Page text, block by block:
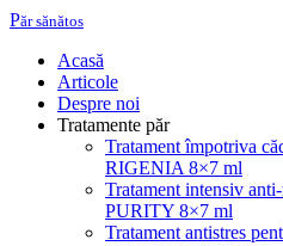
Păr sănătos
Acasă
Articole
Despre noi
Tratamente păr
Tratament împotriva
RIGENIA 8×7 ml
Tratament intensiv
PURITY 8×7 ml
Tratament antistres